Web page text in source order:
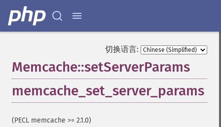
切换语言:
Memcache::setServerParams
memcache_set_server_params
(PECL memcache >= 2.1.0)